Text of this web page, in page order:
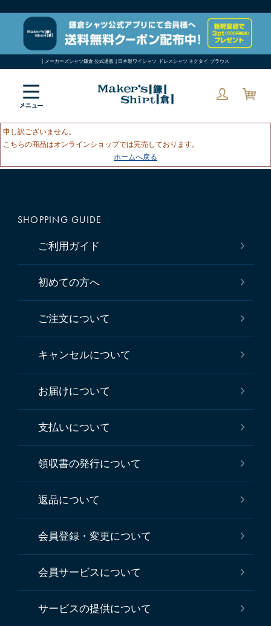
| メーカーズシャツ鎌倉 公式通販 | 日本製ワイシャツ ドレスシャツ ネクタイ ブラウス
申し訳ございません。
こちらの商品はオンラインショップでは完売しております。
ホームへ戻る
SHOPPING GUIDE
ご利用ガイド
初めての方へ
ご注文について
キャンセルについて
お届けについて
支払いについて
領収書の発行について
返品について
会員登録・変更について
会員サービスについて
サービスの提供について